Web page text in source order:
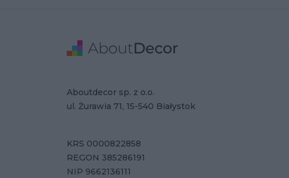
Adres
Aboutdecor sp. z o.o.
ul. Żurawia 71, 15-540 Białystok
Dane Firmy
KRS 0000822858
REGON 385286191
NIP 9662136111